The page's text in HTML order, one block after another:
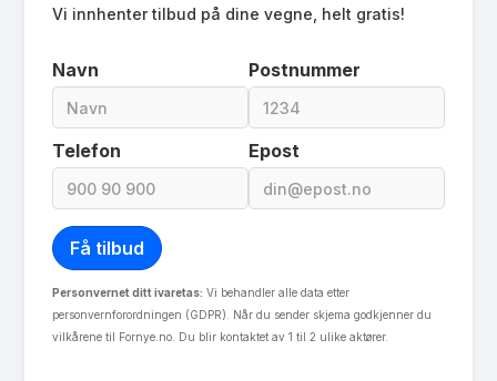
eFaktura gebyr
Avtaletype other
Les mer om Spot med forvaltning
Vi innhenter tilbud på dine vegne, helt gratis!
Navn Postnummer
Telefon Epost
Personvernet ditt ivaretas: Vi behandler alle data etter
personvernforordningen (GDPR). Når du sender skjema godkjenner du
vilkårene til Fornye.no. Du blir kontaktet av 1 til 2 ulike aktører.